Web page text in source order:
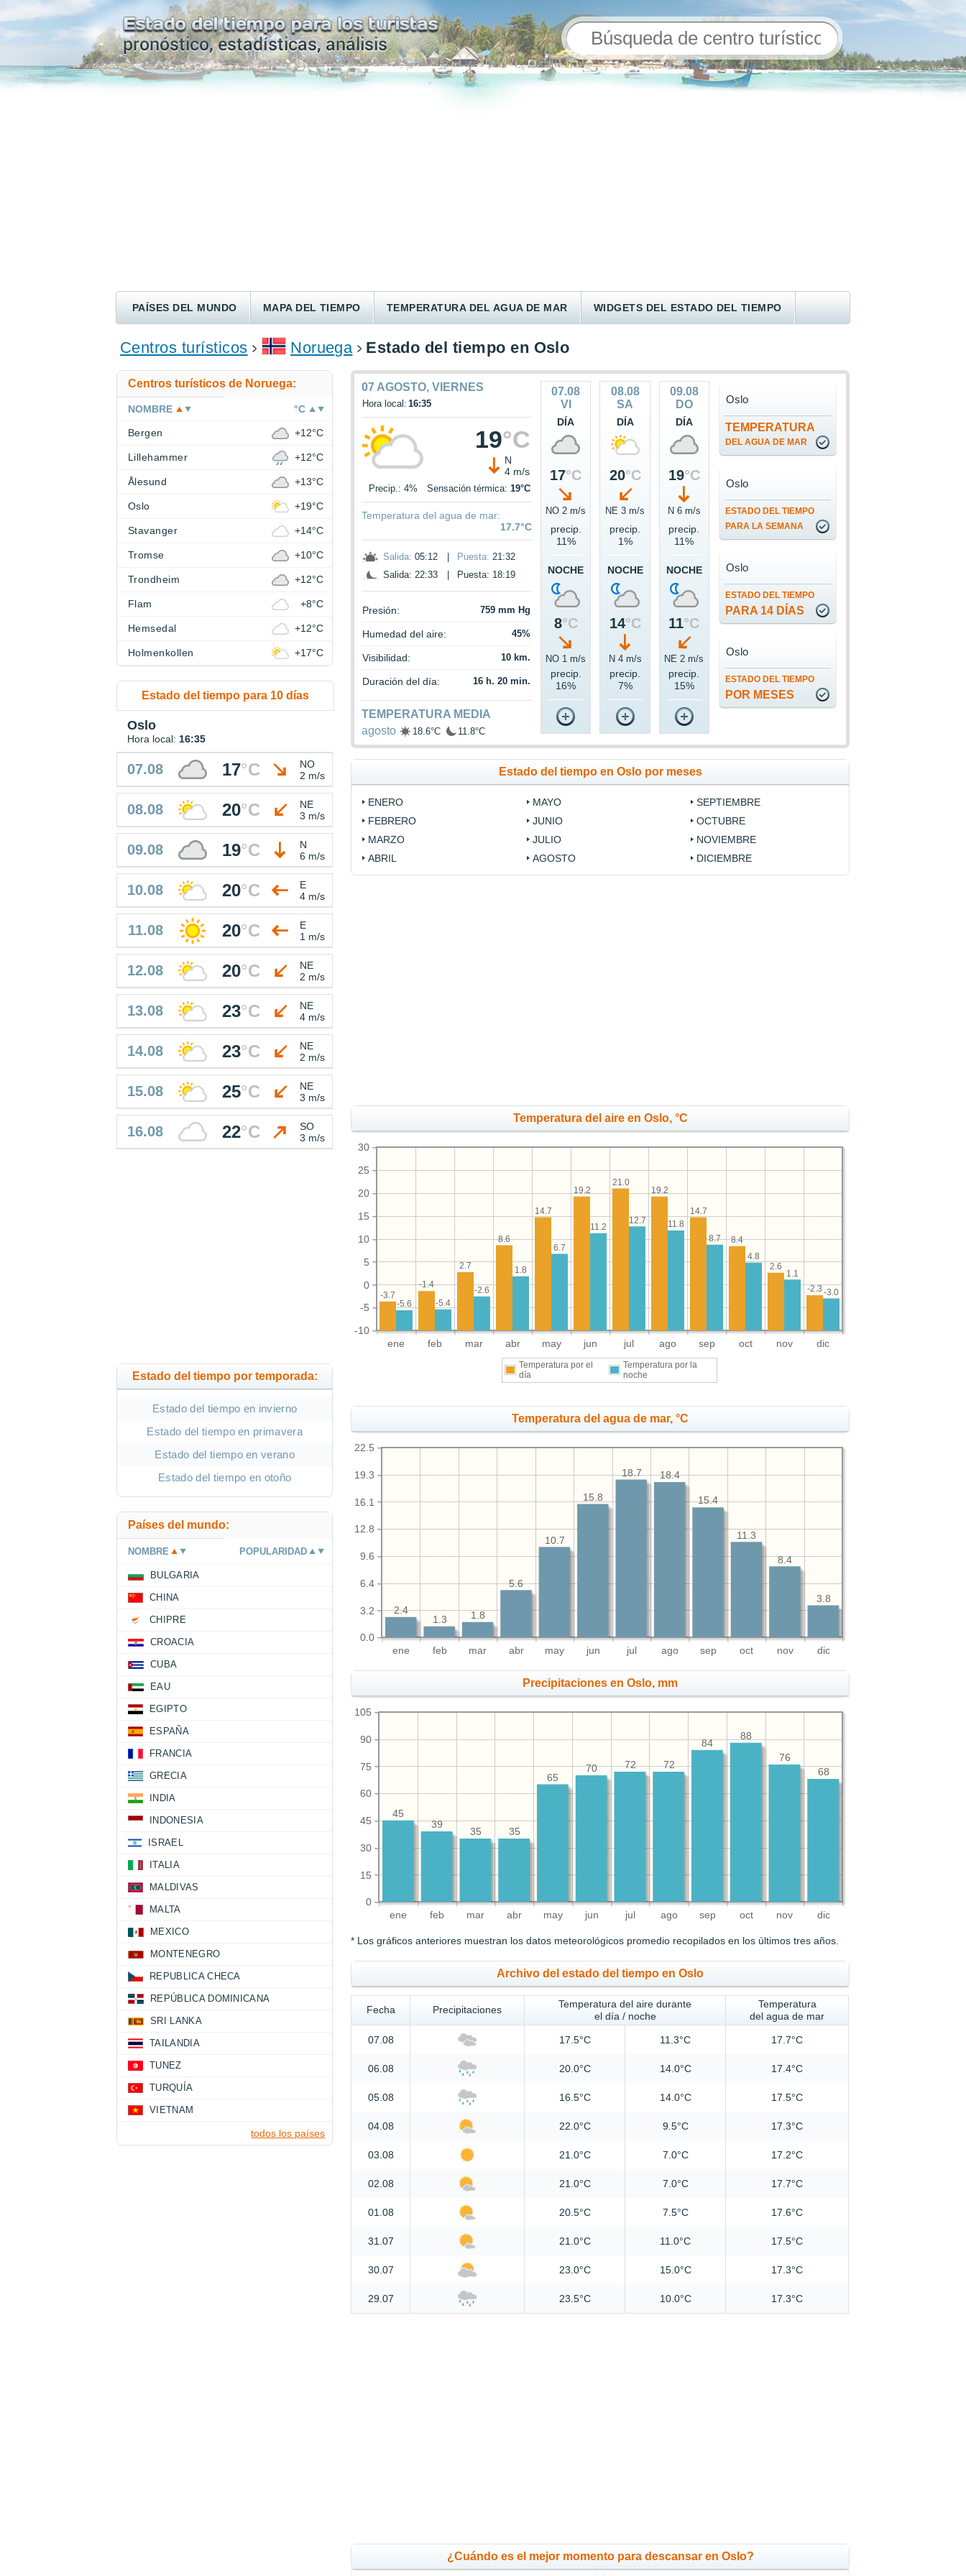
PAÍSES DEL MUNDO MAPA DEL TIEMPO TEMPERATURA DEL AGUA DE MAR WIDGETS DEL ESTADO DEL TIEMPO
ENCONTRAR UN HOTEL
Centros turísticos Noruega Estado del tiempo en Oslo
07 AGOSTO, VIERNES
Hora local: 16:35
19°C
N
4 m/s
Precip.: 4% Sensación térmica:19°C
Temperatura del agua de mar:
17.7°C
Salida: 05:12 Puesta: 21:32
Salida: 22:33
Puesta: 18:19
Presión: 759 mm Hg
Humedad del aire: 45%
Visibilidad: 10 km.
Duración del día: 16 h. 20 min.
TEMPERATURA MEDIA
agosto
18.6°C 11.8°C
07.08
VI
DÍA
17°C
NO 2 m/s
precip.
11%
NOCHE
8°C
NO 1 m/s
precip.
16%
08.08
SA
DÍA
20°C
NE 3 m/s
precip.
1%
NOCHE
14°C
N 4 m/s
precip.
7%
09.08
DO
DÍA
19°C
N 6 m/s
precip.
11%
NOCHE
11°C
NE 2 m/s
precip.
15%
TEMPERATURA
DEL AGUA DE MAR
Oslo
ESTADO DEL TIEMPO
PARA LA SEMANA
Oslo
ESTADO DEL TIEMPO
PARA 14 DÍAS
Oslo
ESTADO DEL TIEMPO
POR MESES
Oslo
Estado del tiempo en Oslo por meses
ENERO
FEBRERO
MARZO
ABRIL
MAYO
JUNIO
JULIO
AGOSTO
SEPTIEMBRE
OCTUBRE
NOVIEMBRE
DICIEMBRE
Temperatura del aire en Oslo, °C
ene feb mar abr may jun jul ago sep oct nov dic
-10
-5
0
5
10
15
20
25
30
-2.3
2.6
8.4
14.7
19.2
21.0
19.2
14.7
8.6
2.7
-1.4
-3.7
-3.0
1.1
4.8
8.7
11.8
12.7
11.2
6.7
1.8
-2.6
-5.4
-5.6
Temperatura por el
día
Temperatura por la
noche
Temperatura del agua de mar, °C
ene feb mar abr may jun jul ago sep oct nov dic
0.0
3.2
6.4
9.6
12.8
16.1
19.3
22.5
3.8
8.4
11.3
15.4
18.4
18.7
15.8
10.7
5.6
1.8
1.3
2.4
Precipitaciones en Oslo, mm
ene feb mar abr may jun jul ago sep oct nov dic
0
15
30
45
60
75
90
105
68
76
88
84
72
72
70
65
35
35
39
45
* Los gráficos anteriores muestran los datos meteorológicos promedio recopilados en los últimos tres años.
Archivo del estado del tiempo en Oslo
Fecha Precipitaciones
Temperatura del aire durante
el día / noche
Temperatura
del agua de mar
07.08 17.5°C 11.3°C 17.7°C
06.08 20.0°C 14.0°C 17.4°C
05.08 16.5°C 14.0°C 17.5°C
04.08 22.0°C 9.5°C 17.3°C
03.08 21.0°C 7.0°C 17.2°C
02.08 21.0°C 7.0°C 17.7°C
01.08 20.5°C 7.5°C 17.6°C
31.07 21.0°C 11.0°C 17.5°C
30.07 23.0°C 15.0°C 17.3°C
29.07 23.5°C 10.0°C 17.3°C
¿Cuándo es el mejor momento para descansar en Oslo?
Centros turísticos de Noruega:
NOMBRE °C
Bergen +12°C
Lillehammer +12°C
Ålesund +13°C
Oslo +19°C
Stavanger +14°C
Tromse +10°C
Trondheim +12°C
Flam +8°C
Hemsedal +12°C
Holmenkollen +17°C
Estado del tiempo para 10 días
Oslo
Hora local: 16:35
07.08 17°C
NO
2 m/s
08.08 20°C
NE
3 m/s
09.08 19°C
N
6 m/s
10.08 20°C
E
4 m/s
11.08 20°C
E
1 m/s
12.08 20°C
NE
2 m/s
13.08 23°C
NE
4 m/s
14.08 23°C
NE
2 m/s
15.08 25°C
NE
3 m/s
16.08 22°C
SO
3 m/s
Estado del tiempo por temporada:
Estado del tiempo en invierno
Estado del tiempo en primavera
Estado del tiempo en verano
Estado del tiempo en otoño
Países del mundo:
NOMBRE POPULARIDAD
BULGARIA
CHINA
CHIPRE
CROACIA
CUBA
EAU
EGIPTO
ESPAÑA
FRANCIA
GRECIA
INDIA
INDONESIA
ISRAEL
ITALIA
MALDIVAS
MALTA
MEXICO
MONTENEGRO
REPUBLICA CHECA
REPÚBLICA DOMINICANA
SRI LANKA
TAILANDIA
TUNEZ
TURQUÍA
VIETNAM
todos los países